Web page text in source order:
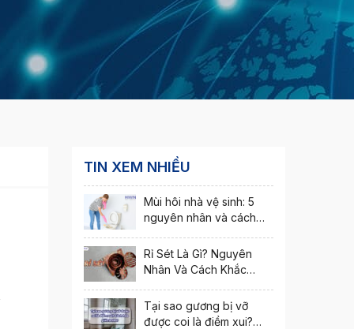
TIN XEM NHIỀU
Mùi hôi nhà vệ sinh: 5
nguyên nhân và cách
Rỉ Sét Là Gì? Nguyên
Nhân Và Cách Khắc
Tại sao gương bị vỡ
được coi là điềm xui?